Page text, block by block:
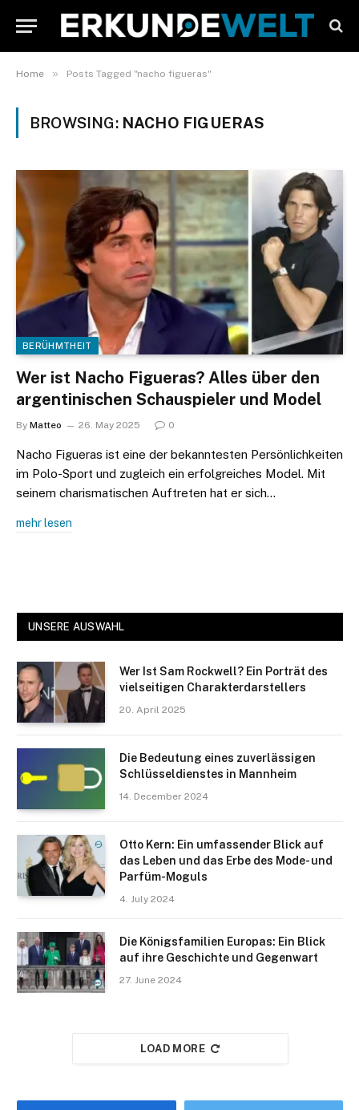
Home » Posts Tagged "nacho figueras"
BROWSING: NACHO FIGUERAS
BERÜHMTHEIT
Wer ist Nacho Figueras? Alles über den
argentinischen Schauspieler und Model
By Matteo 26. May 2025 0
Nacho Figueras ist eine der bekanntesten Persönlichkeiten
im Polo-Sport und zugleich ein erfolgreiches Model. Mit
seinem charismatischen Auftreten hat er sich…
mehr lesen
UNSERE AUSWAHL
Wer Ist Sam Rockwell? Ein Porträt des
vielseitigen Charakterdarstellers
20. April 2025
Die Bedeutung eines zuverlässigen
Schlüsseldienstes in Mannheim
14. December 2024
Otto Kern: Ein umfassender Blick auf
das Leben und das Erbe des Mode- und
Parfüm-Moguls
4. July 2024
Die Königsfamilien Europas: Ein Blick
auf ihre Geschichte und Gegenwart
27. June 2024
LOAD MORE